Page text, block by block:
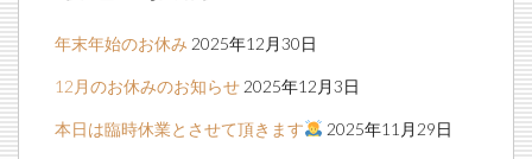
年末年始のお休み 2025年12月30日
12月のお休みのお知らせ 2025年12月3日
本日は臨時休業とさせて頂きます 2025年11月29日